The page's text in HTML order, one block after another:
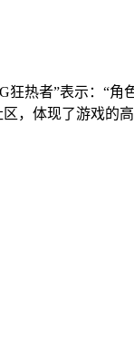
热者”表示：“
，体现了游戏的高